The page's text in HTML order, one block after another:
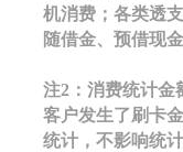
机消费；各类透
随借金、预借现
注2：消费统计金
客户发生了刷卡
统计，不影响统计